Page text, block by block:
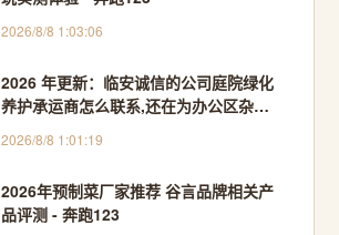
2026/8/8 1:03:06
2026 年更新：临安诚信的公司庭院绿化
养护承运商怎么联系,还在为办公区杂树
省下几万块隐形成本？ - 品质体验官
2026/8/8 1:01:19
2026年预制菜厂家推荐 谷言品牌相关产
品评测 - 奔跑123